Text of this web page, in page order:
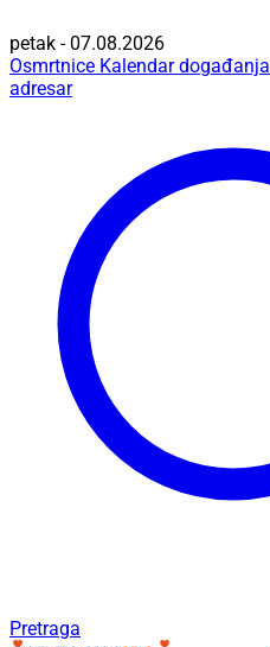
petak - 07.08.2026
Osmrtnice Kalendar događanja
adresar
Pretraga